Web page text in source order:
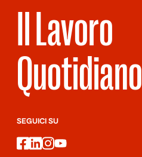
Il Lavoro
Quotidiano
SEGUICI SU
facebook
linkedin
instagram
youtube